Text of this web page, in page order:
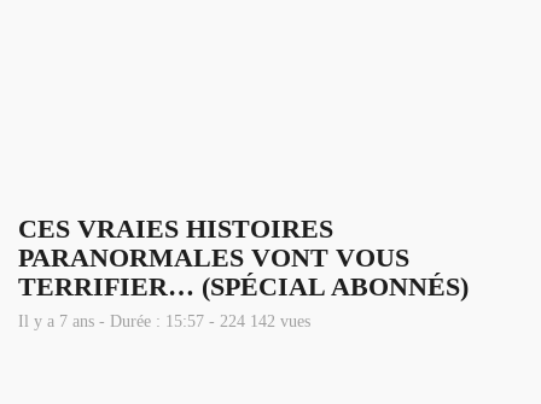
CES VRAIES HISTOIRES
PARANORMALES VONT VOUS
TERRIFIER… (SPÉCIAL ABONNÉS)
Il y a 7 ans - Durée : 15:57 - 224 142 vues